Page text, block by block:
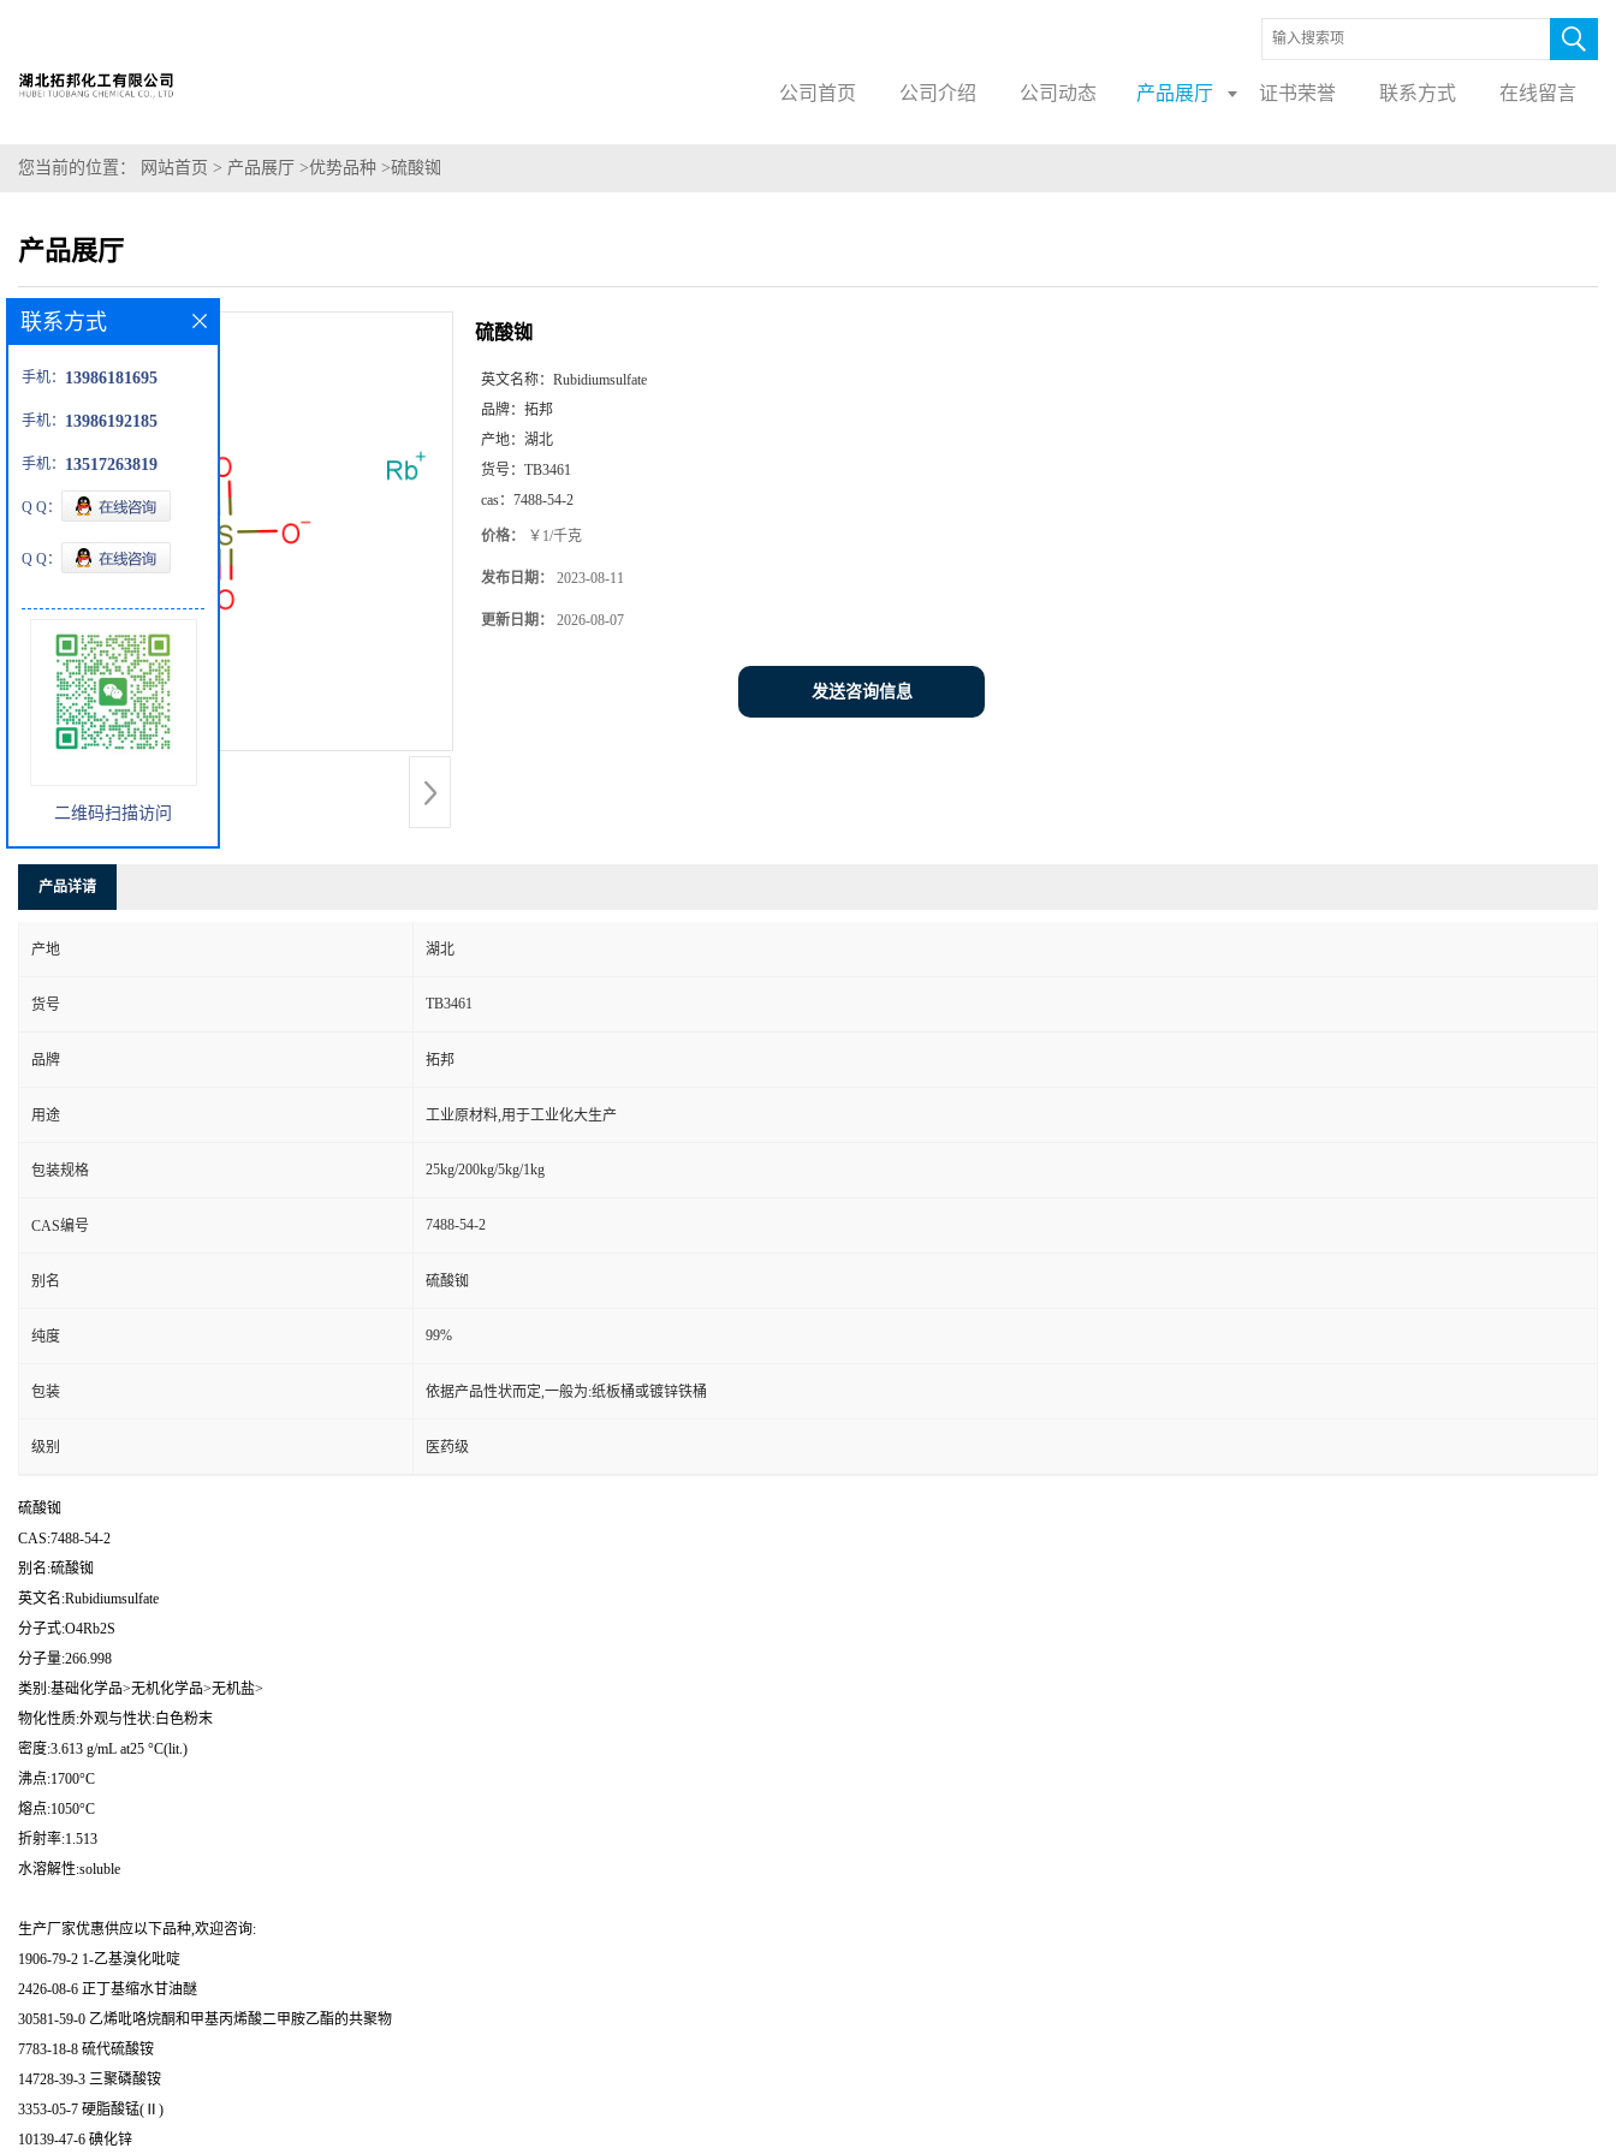
公司首页 公司介绍 公司动态 产品展厅 证书荣誉 联系方式 在线留言
您当前的位置： 网站首页 > 产品展厅 >优势品种 >硫酸铷
产品展厅
硫酸铷
英文名称： Rubidiumsulfate
品牌： 拓邦
产地： 湖北
货号： TB3461
cas： 7488-54-2
价格： ￥1/千克
发布日期： 2023-08-11
更新日期： 2026-08-07
发送咨询信息
产品详请
产地 湖北
货号 TB3461
品牌 拓邦
用途 工业原材料,用于工业化大生产
包装规格 25kg/200kg/5kg/1kg
CAS编号 7488-54-2
别名 硫酸铷
纯度 99%
包装 依据产品性状而定,一般为:纸板桶或镀锌铁桶
级别 医药级
硫酸铷
CAS:7488-54-2
别名:硫酸铷
英文名:Rubidiumsulfate
分子式:O4Rb2S
分子量:266.998
类别:基础化学品>无机化学品>无机盐>
物化性质:外观与性状:白色粉末
密度:3.613 g/mL at25 °C(lit.)
沸点:1700°C
熔点:1050°C
折射率:1.513
水溶解性:soluble
生产厂家优惠供应以下品种,欢迎咨询:
1906-79-2 1-乙基溴化吡啶
2426-08-6 正丁基缩水甘油醚
30581-59-0 乙烯吡咯烷酮和甲基丙烯酸二甲胺乙酯的共聚物
7783-18-8 硫代硫酸铵
14728-39-3 三聚磷酸铵
3353-05-7 硬脂酸锰(Ⅱ)
10139-47-6 碘化锌
联系方式
手机： 13986181695
手机： 13986192185
手机： 13517263819
Q Q：
Q Q：
二维码扫描访问